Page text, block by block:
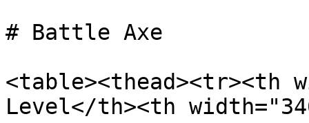
# Battle Axe
<table><thead><tr><th
Level</th><th